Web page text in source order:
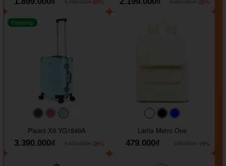
#40454a#b76e79
Freeship
Pisani X9 YG1849A
3.390.000₫
-26%
#faf0e6#000000
Larita Metro One
479.000₫
-19%